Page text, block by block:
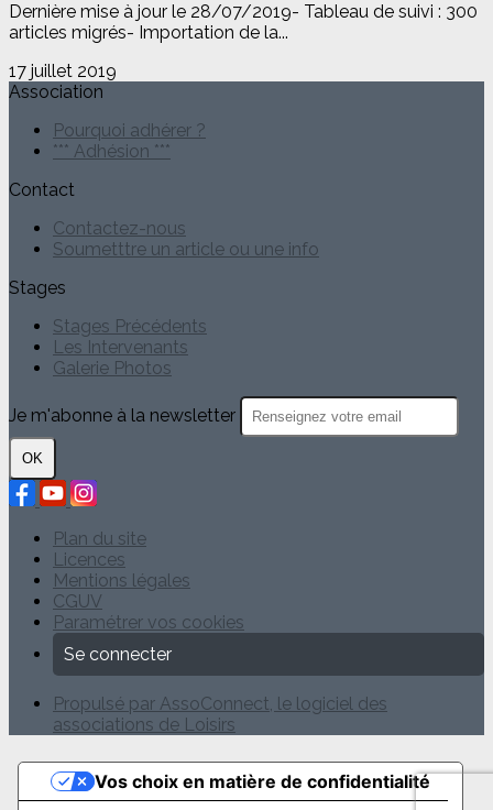
Dernière mise à jour le 28/07/2019- Tableau de suivi : 300
articles migrés- Importation de la...
17 juillet 2019
Association
Pourquoi adhérer ?
*** Adhésion ***
Contact
Contactez-nous
Soumetttre un article ou une info
Stages
Stages Précédents
Les Intervenants
Galerie Photos
Je m'abonne à la newsletter
OK
Plan du site
Licences
Mentions légales
CGUV
Paramétrer vos cookies
Se connecter
Propulsé par AssoConnect, le logiciel des
associations de Loisirs
Vos choix en matière de confidentialité